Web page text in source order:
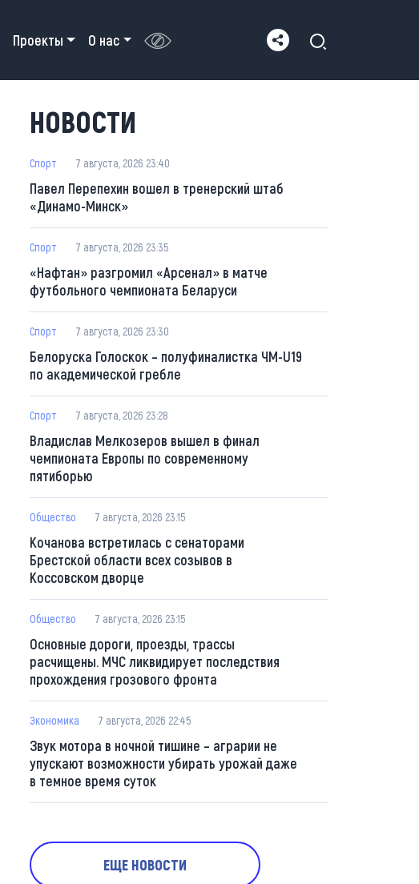
Проекты О нас
НОВОСТИ
Спорт 7 августа, 2026 23:40
Павел Перепехин вошел в тренерский штаб
«Динамо-Минск»
Спорт 7 августа, 2026 23:35
«Нафтан» разгромил «Арсенал» в матче
футбольного чемпионата Беларуси
Спорт 7 августа, 2026 23:30
Белоруска Голоскок – полуфиналистка ЧМ-U19
по академической гребле
Спорт 7 августа, 2026 23:28
Владислав Мелкозеров вышел в финал
чемпионата Европы по современному
пятиборью
Общество 7 августа, 2026 23:15
Кочанова встретилась с сенаторами
Брестской области всех созывов в
Коссовском дворце
Общество 7 августа, 2026 23:15
Основные дороги, проезды, трассы
расчищены. МЧС ликвидирует последствия
прохождения грозового фронта
Экономика 7 августа, 2026 22:45
Звук мотора в ночной тишине – аграрии не
упускают возможности убирать урожай даже
в темное время суток
ЕЩЕ НОВОСТИ